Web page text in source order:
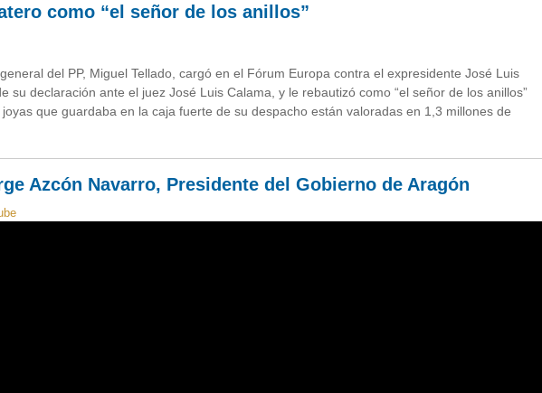
como “el señor de los anillos”
del PP, Miguel Tellado, cargó en el Fórum Europa contra el expresidente José Luis
su declaración ante el juez José Luis Calama, y le rebautizó como “el señor de los anillos”
que guardaba en la caja fuerte de su despacho están valoradas en 1,3 millones de
Azcón Navarro, Presidente del Gobierno de Aragón